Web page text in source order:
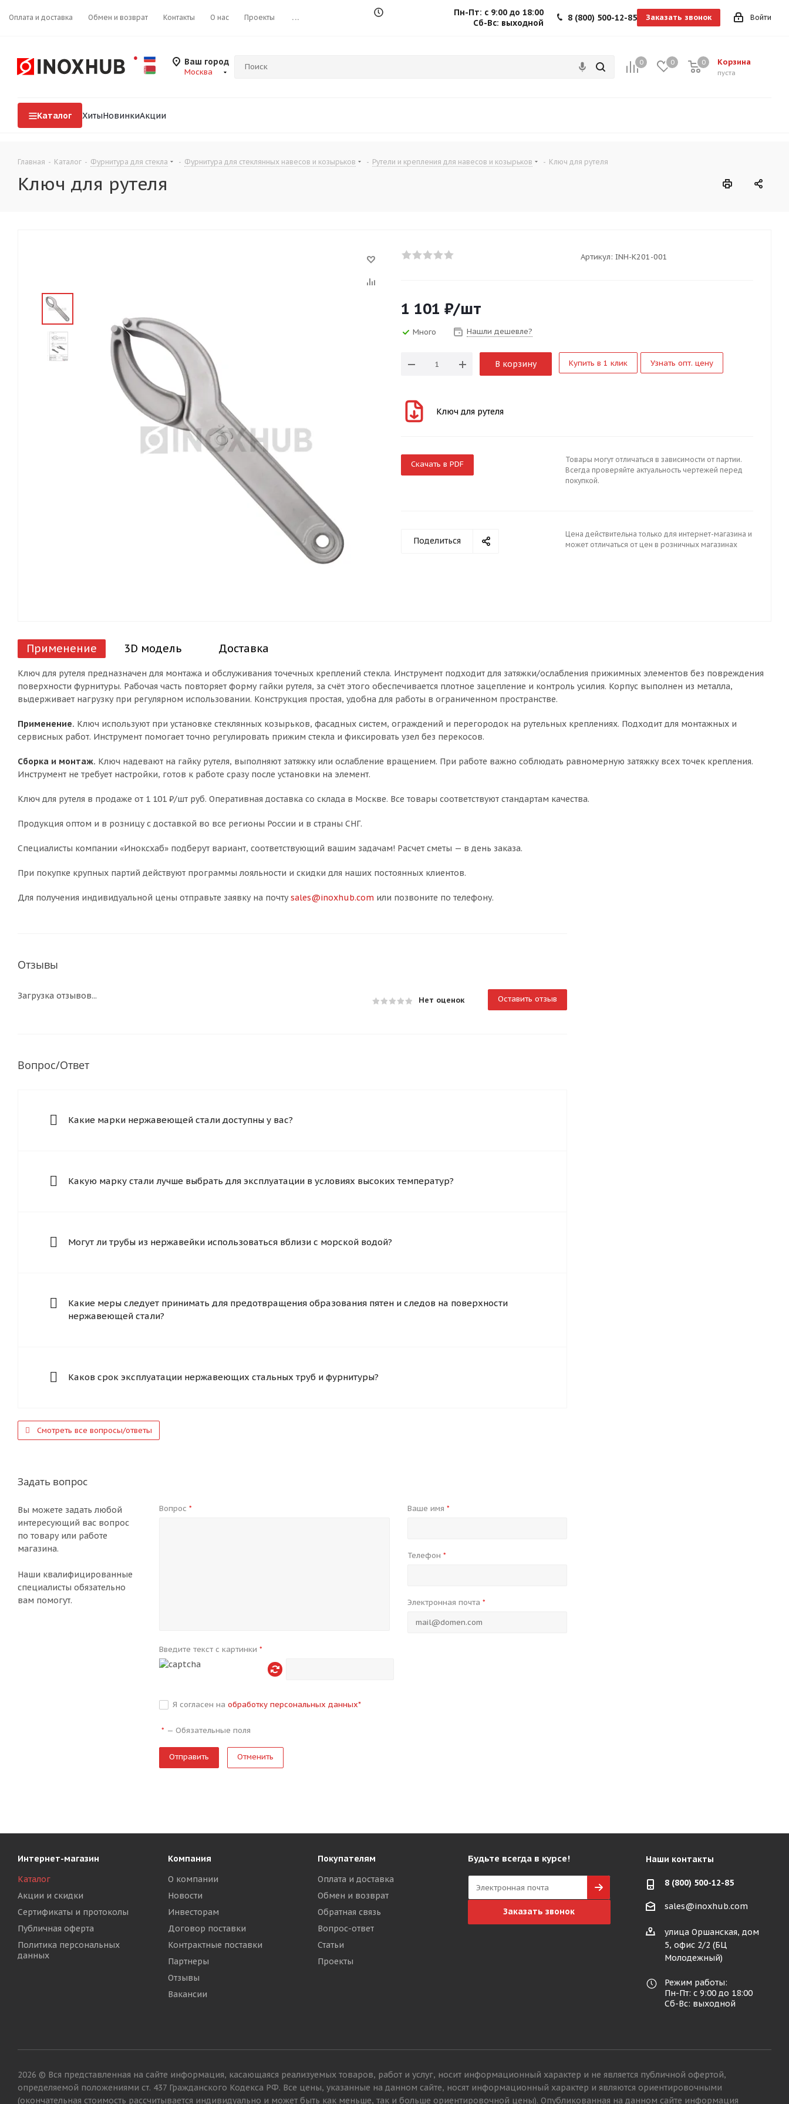
Оплата и доставка Обмен и возврат Контакты О нас Проекты ... Войти
8 (800) 500-12-85 Заказать звонок
Пн-Пт: с 9:00 до 18:00
Сб-Вс: выходной
Ваш город
Москва
0 0 Корзина
0
пуста
0
Каталог ХитыНовинкиАкции
Главная - Каталог - Фурнитура для стекла - Фурнитура для стеклянных навесов и козырьков - Рутели и крепления для навесов и козырьков - Ключ для рутеля
Ключ для рутеля
Артикул: INH-K201-001
1 101 ₽/шт
Много Нашли дешевле?
В корзину Купить в 1 клик Узнать опт. цену
Ключ для рутеля
Скачать в PDF
Товары могут отличаться в зависимости от партии.
Всегда проверяйте актуальность чертежей перед
покупкой.
Поделиться
Цена действительна только для интернет-магазина и
может отличаться от цен в розничных магазинах
Применение 3D модель Доставка
Ключ для рутеля предназначен для монтажа и обслуживания точечных креплений стекла. Инструмент подходит для затяжки/ослабления прижимных элементов без повреждения
поверхности фурнитуры. Рабочая часть повторяет форму гайки рутеля, за счёт этого обеспечивается плотное зацепление и контроль усилия. Корпус выполнен из металла,
выдерживает нагрузку при регулярном использовании. Конструкция простая, удобна для работы в ограниченном пространстве.
Применение. Ключ используют при установке стеклянных козырьков, фасадных систем, ограждений и перегородок на рутельных креплениях. Подходит для монтажных и
сервисных работ. Инструмент помогает точно регулировать прижим стекла и фиксировать узел без перекосов.
Сборка и монтаж. Ключ надевают на гайку рутеля, выполняют затяжку или ослабление вращением. При работе важно соблюдать равномерную затяжку всех точек крепления.
Инструмент не требует настройки, готов к работе сразу после установки на элемент.
Ключ для рутеля в продаже от 1 101 ₽/шт руб. Оперативная доставка со склада в Москве. Все товары соответствуют стандартам качества.
Продукция оптом и в розницу с доставкой во все регионы России и в страны СНГ.
Специалисты компании «Иноксхаб» подберут вариант, соответствующий вашим задачам! Расчет сметы — в день заказа.
При покупке крупных партий действуют программы лояльности и скидки для наших постоянных клиентов.
Для получения индивидуальной цены отправьте заявку на почтуsales@inoxhub.com или позвоните по телефону.
Отзывы
Нет оценок Оставить отзыв
Загрузка отзывов...
Вопрос/Ответ
Какие марки нержавеющей стали доступны у вас?
Какую марку стали лучше выбрать для эксплуатации в условиях высоких температур?
Могут ли трубы из нержавейки использоваться вблизи с морской водой?
Какие меры следует принимать для предотвращения образования пятен и следов на поверхности
нержавеющей стали?
Каков срок эксплуатации нержавеющих стальных труб и фурнитуры?
Смотреть все вопросы/ответы
Задать вопрос
Вы можете задать любой
интересующий вас вопрос
по товару или работе
магазина.
Наши квалифицированные
специалисты обязательно
вам помогут.
Вопрос* Ваше имя *
Телефон *
Электронная почта *
Введите текст с картинки*
Я согласен наобработку персональных данных*
* —Обязательные поля
Отменить
Интернет-магазин
Каталог
Акции и скидки
Сертификаты и протоколы
Публичная оферта
Политика персональных
данных
Компания
О компании
Новости
Инвесторам
Договор поставки
Контрактные поставки
Партнеры
Отзывы
Вакансии
Покупателям
Оплата и доставка
Обмен и возврат
Обратная связь
Вопрос-ответ
Статьи
Проекты
Будьте всегда в курсе!
Заказать звонок
Наши контакты
8 (800) 500-12-85
sales@inoxhub.com
улица Оршанская, дом
5, офис 2/2 (БЦ
Молодежный)
Режим работы:
Пн-Пт: с 9:00 до 18:00
Сб-Вс: выходной
2026 © Вся представленная на сайте информация, касающаяся реализуемых товаров, работ и услуг, носит информационный характер и не является публичной офертой,
определяемой положениями ст. 437 Гражданского Кодекса РФ. Все цены, указанные на данном сайте, носят информационный характер и являются ориентировочными
(окончательная стоимость рассчитывается индивидуально и может быть как меньше, так и больше ориентировочной цены). Опубликованная на данном сайте информация